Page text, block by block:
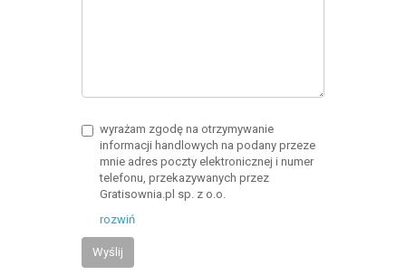
wyrażam zgodę na otrzymywanie
informacji handlowych na podany przeze
mnie adres poczty elektronicznej i numer
telefonu, przekazywanych przez
Gratisownia.pl sp. z o.o.
rozwiń
Wyślij